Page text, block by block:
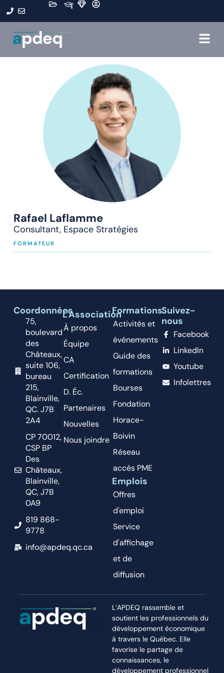
Rafael Laflamme
Consultant, Espace Stratégies
FORMATEUR
Coordonnées
75,
boulevard
des
Châteaux,
suite 106,
bureau
215,
Blainville,
QC. J7B
2A4
CP 70012,
CSP BP
Des
Châteaux,
Blainville,
QC, J7B
0A9
819 868-
9778
info@apdeq.qc.ca
L'Association
À propos
Équipe
CA
Certification
D. Éc.
Partenaires
Nouvelles
Nous joindre
Formations
Activités et
événements
Guide des
formations
Bourses
Fondation
Horace-
Boivin
Réseau
accès PME
Emplois
Offres
d'emploi
Service
d'affichage
et de
diffusion
Suivez-
nous
Facebook
LinkedIn
Youtube
Infolettres
L’APDEQ rassemble et
soutient les professionnels du
développement économique
à travers le Québec. Elle
favorise le partage de
connaissances, le
développement professionnel